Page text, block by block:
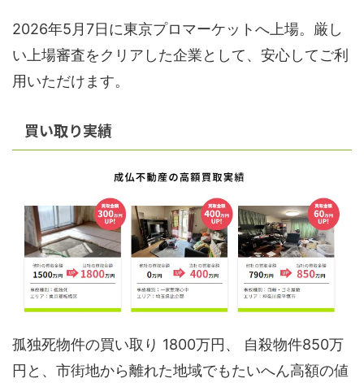
2026年5月7日に東京プロマーケットへ上場。厳し
い上場審査をクリアした企業として、安心してご利
用いただけます。
買い取り実績
孤独死物件の買い取り 1800万円、 自殺物件850万
円と、市街地から離れた地域でもたいへん高額の値